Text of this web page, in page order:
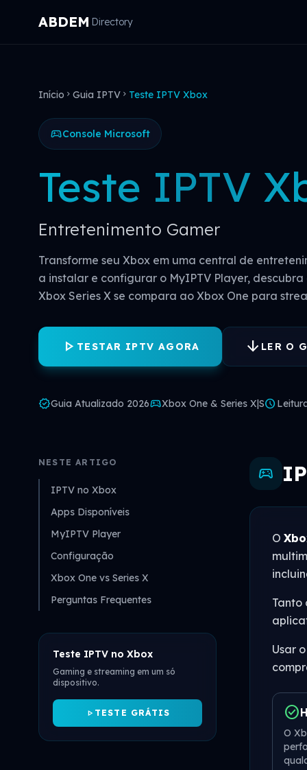
ABDEM Directory
Início chevron_right Guia IPTV chevron_right Teste IPTV Xbox
sports_esportsConsole Microsoft
Teste IPTV
Entretenimento Gamer
Transforme seu Xbox em uma central de
a instalar e configurar o MyIPTV Player,
Xbox Series X se compara ao Xbox One para
play_arrow TESTAR IPTV AGORA arrow_downward LER O
verifiedGuia Atualizado 2026sports_esportsXbox One & Series X|Sschedule
NESTE ARTIGO
IPTV no Xbox
Apps Disponíveis
MyIPTV Player
Configuração
Xbox One vs Series X
Perguntas Frequentes
Teste IPTV no Xbox
Gaming e streaming em um só
dispositivo.
play_arrow TESTE GRÁTIS
sports_esports
O
Tanto
Usar
check_circle
O